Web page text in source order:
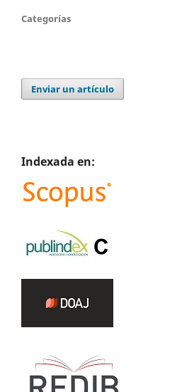
Categorías
Enviar un artículo
Indexada en: